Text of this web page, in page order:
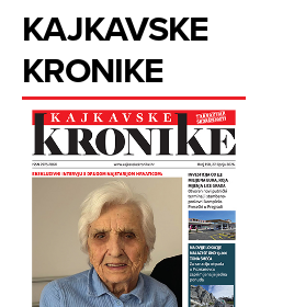
KAJKAVSKE
KRONIKE